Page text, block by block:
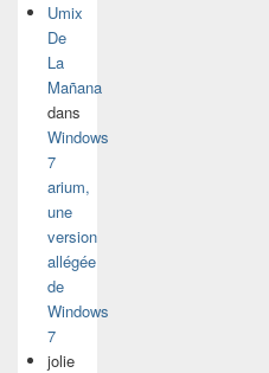
Umix
De
La
Mañana
dans
Windows
7
arium,
une
version
allégée
de
Windows
7
jolie